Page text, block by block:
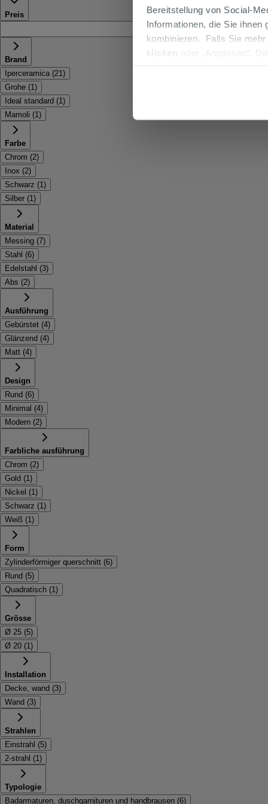
Bereitstellung von Social-
Informationen, die Sie ihnen
kombinieren. Falls Sie
klicken
oder „Anpassen“.
Preis
Brand
Iperceramica (21 )
Grohe (1 )
Ideal standard (1 )
Mamoli (1 )
Farbe
Chrom (2)
Inox (2)
Schwarz (1 )
Silber (1 )
Material
Messing (7)
Stahl (6)
Edelstahl (3)
Abs (2)
Ausführung
Gebürstet (4)
Glänzend (4)
Matt (4)
Design
Rund (6)
Minimal (4)
Modern (2)
Farbliche ausführung
Chrom (2)
Gold (1 )
Nickel (1 )
Schwarz (1 )
Weiß (1 )
Form
Zylinderförmiger querschnitt (6)
Rund (5)
Quadratisch (1 )
Grösse
Ø 25 (5)
Ø 20 (1 )
Installation
Decke, wand (3)
Wand (3)
Strahlen
Einstrahl (5)
2-strahl (1 )
Typologie
Badarmaturen, duschgarnituren und handbrausen (6)